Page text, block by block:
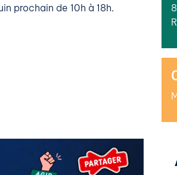
prochain de 10h à 18h.